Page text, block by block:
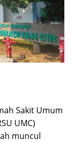
Sakit Umum
UMC)
muncul